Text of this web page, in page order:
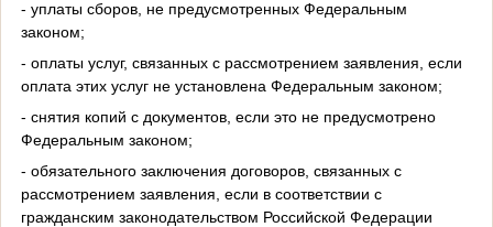
- уплаты сборов, не предусмотренных Федеральным
законом;
- оплаты услуг, связанных с рассмотрением заявления, если
оплата этих услуг не установлена Федеральным законом;
- снятия копий с документов, если это не предусмотрено
Федеральным законом;
- обязательного заключения договоров, связанных с
рассмотрением заявления, если в соответствии с
гражданским законодательством Российской Федерации